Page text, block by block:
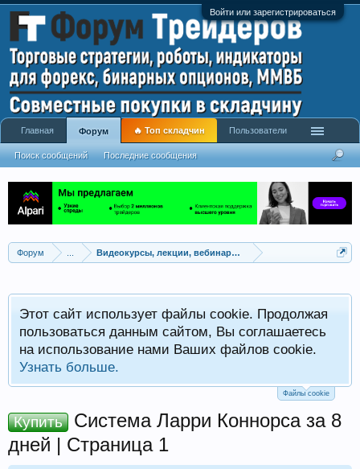
Войти или зарегистрироваться
Форум Видеокурсы, лекции, вебинары, учебный материал
Этот сайт использует файлы cookie. Продолжая
пользоваться данным сайтом, Вы соглашаетесь
на использование нами Ваших файлов cookie.
Узнать больше.
Файлы cookie
Купить
Система Ларри Коннорса за 8
дней | Страница 1
Главная Форум
Поиск сообщений Последние сообщения
🔥 Топ складчин Пользователи